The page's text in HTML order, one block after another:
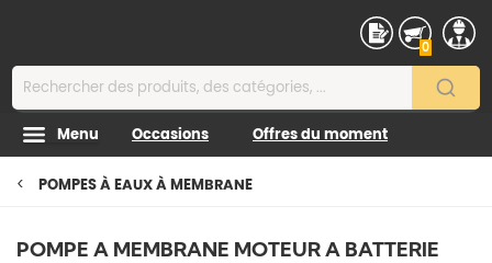
0
Menu Occasions Offres du moment
POMPES À EAUX À MEMBRANE
POMPE A MEMBRANE MOTEUR A BATTERIE